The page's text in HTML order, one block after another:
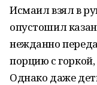
Исмаил взял в
опустошил
нежданно
порцию с горкой,
Однако даже